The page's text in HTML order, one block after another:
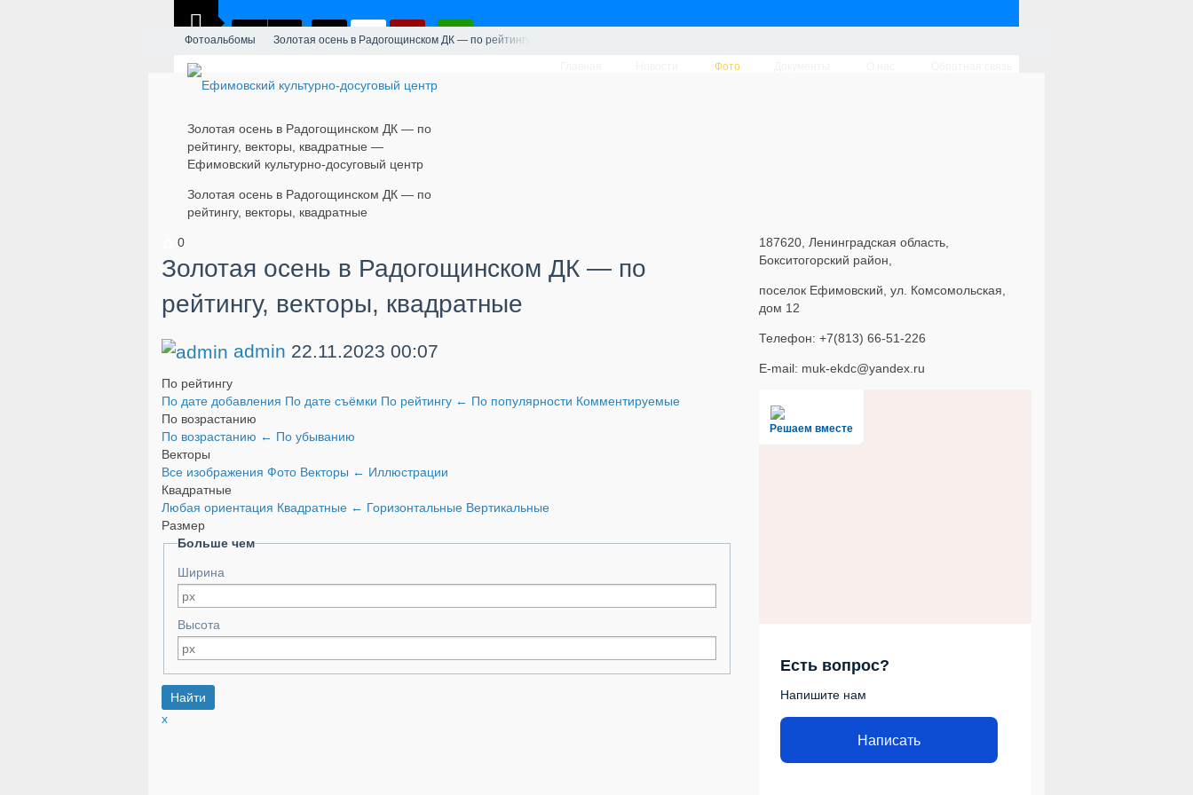
Фото
​Золотая осень в Радогощинском ДК — по
рейтингу, векторы, квадратные —
Ефимовский культурно-досуговый центр
​Золотая осень в Радогощинском ДК — по
рейтингу, векторы, квадратные
Фотоальбомы ​Золотая осень в Радогощинском ДК — по рейтингу, векторы, квадратные
0
​Золотая осень в Радогощинском ДК — по
рейтингу, векторы, квадратные
admin 22.11.2023 00:07
По рейтингу
По дате добавления По дате съёмки По рейтингу ← По популярности Комментируемые
По возрастанию
По возрастанию ← По убыванию
Векторы
Все изображения Фото Векторы ← Иллюстрации
Квадратные
Любая ориентация Квадратные ← Горизонтальные Вертикальные
Размер
Больше чем
Ширина
Высота
x
187620, Ленинградская область,
Бокситогорский район,
поселок Ефимовский, ул. Комсомольская,
дом 12
Телефон: +7(813) 66-51-226
E-mail: muk-ekdc@yandex.ru
Решаем вместе
Есть вопрос?
Напишите нам
Написать